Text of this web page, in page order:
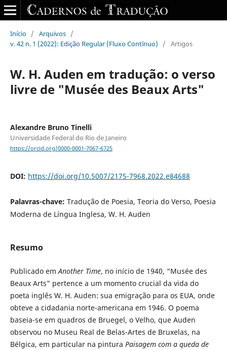
Início / Arquivos /
v. 42 n. 1 (2022): Edição Regular (Fluxo Contínuo)
/ Artigos
W. H. Auden em tradução: o verso
livre de "Musée des Beaux Arts"
Alexandre Bruno Tinelli
Universidade Federal do Rio de Janeiro
https://orcid.org/0000-0001-7067-6725
DOI: https://doi.org/10.5007/2175-7968.2022.e84688
Palavras-chave: Tradução de Poesia, Teoria do Verso, Poesia
Moderna de Língua Inglesa, W. H. Auden
Resumo
Publicado emAnother Time, no início de 1940, “Musée des
Beaux Arts” pertence a um momento crucial da vida do
poeta inglês W. H. Auden: sua emigração para os EUA, onde
obteve a cidadania norte-americana em 1946. O poema
baseia-se em quadros de Bruegel, o Velho, que Auden
observou no Museu Real de Belas-Artes de Bruxelas, na
Bélgica, em particular na pintura Paisagem com a queda de